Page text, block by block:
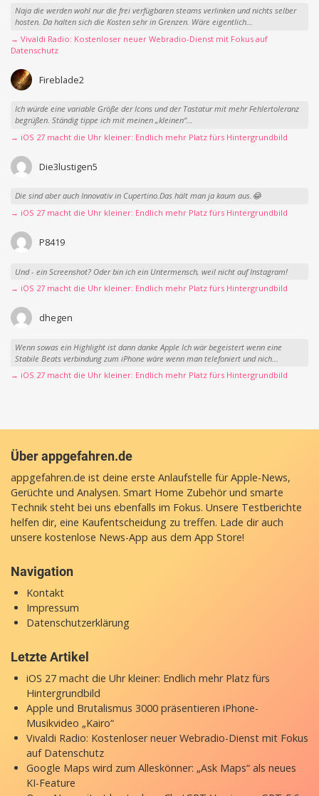
Naja die werden wohl nur die frei verfügbaren steams verlinken und nichts selber
hosten. Da halten sich die Kosten sehr in Grenzen. Wäre eigentlich...
→ Vivaldi Radio: Kostenloser neuer Webradio-Dienst mit Fokus auf
Datenschutz
Fireblade2
Ich würde eine variable Größe der Icons und der Tastatur mit mehr Fehlertoleranz
begrüßen. Ständig tippe ich mit meinen „kleinen“...
→ iOS 27 macht die Uhr kleiner: Endlich mehr Platz fürs Hintergrundbild
Die3lustigen5
Die sind aber auch Innovativ in Cupertino.Das hält man ja kaum aus.😂
→ iOS 27 macht die Uhr kleiner: Endlich mehr Platz fürs Hintergrundbild
P8419
Und - ein Screenshot? Oder bin ich ein Untermensch, weil nicht auf Instagram!
→ iOS 27 macht die Uhr kleiner: Endlich mehr Platz fürs Hintergrundbild
dhegen
Wenn sowas ein Highlight ist dann danke Apple Ich wär begeistert wenn eine
Stabile Beats verbindung zum iPhone wäre wenn man telefoniert und nich...
→ iOS 27 macht die Uhr kleiner: Endlich mehr Platz fürs Hintergrundbild
Über appgefahren.de
appgefahren.de ist deine erste Anlaufstelle für Apple-News,
Gerüchte und Analysen. Smart Home Zubehör und smarte
Technik steht bei uns ebenfalls im Fokus. Unsere Testberichte
helfen dir, eine Kaufentscheidung zu treffen. Lade dir auch
unsere kostenlose News-App aus dem App Store!
Navigation
Kontakt
Impressum
Datenschutzerklärung
Letzte Artikel
iOS 27 macht die Uhr kleiner: Endlich mehr Platz fürs
Hintergrundbild
Apple und Brutalismus 3000 präsentieren iPhone-
Musikvideo „Kairo“
Vivaldi Radio: Kostenloser neuer Webradio-Dienst mit Fokus
auf Datenschutz
Google Maps wird zum Alleskönner: „Ask Maps“ als neues
KI-Feature